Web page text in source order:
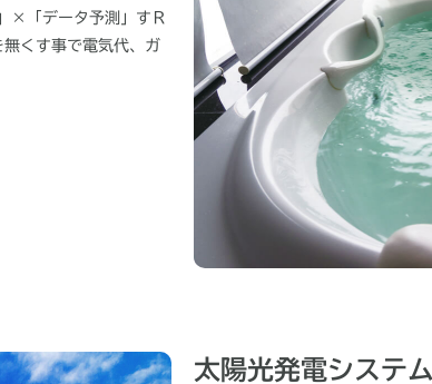
×「データ予測」すＲ
くす事で電気代、ガ
太陽光発電システ